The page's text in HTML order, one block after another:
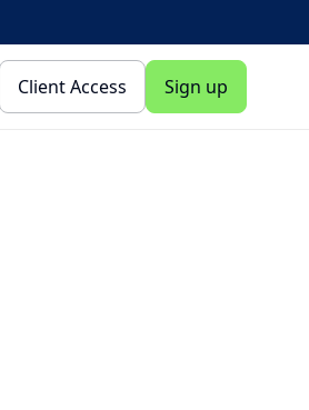
Client Access Sign up